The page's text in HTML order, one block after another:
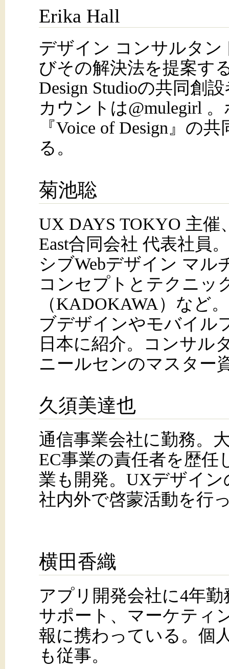
Erika Hall
デザイン コンサルタ
びその解決法を提案す
Design Studioの共同創
カウントは@mulegirl
『Voice of Design』の
る。
菊池聡
UX DAYS TOKYO 主催
East合同会社 代表社員
シブWebデザイン マル
コンセプトとテクニッ
（KADOKAWA）など
ブデザインやモバイル
日本に紹介。コンサル
ニールセンのマスター
久須美達也
通信事業会社に勤務。
EC事業の責任者を歴任
業も開発。UXデザイ
社内外で啓蒙活動を行
横田香織
アプリ開発会社に4年
サポート、マーケティ
報に携わっている。個
も従事。